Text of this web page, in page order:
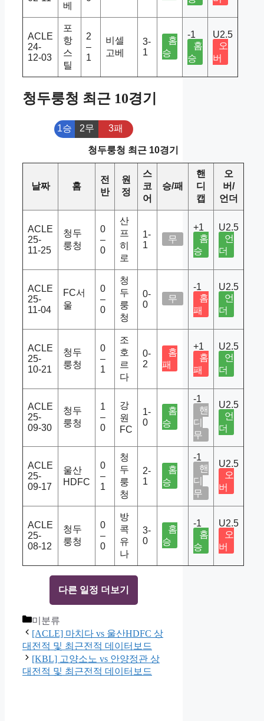
베
ACLE
24-
12-03
포
항
스
틸
2
–
1
비셀
고베
3-
1
홈
승
-1
홈
승
U2.5
오
버
청두룽청 최근 10경기
1승 2무 3패
청두룽청 최근 10경기
날짜 홈
전
반
원
정
스
코
어
승/패
핸
디
캡
오
버/
언더
ACLE
25-
11-25
청두
룽청
0
–
0
산
프
히
로
1-
1
무
+1
홈
승
U2.5
언
더
ACLE
25-
11-04
FC서
울
0
–
0
청
두
룽
청
0-
0
무
-1
홈
패
U2.5
언
더
ACLE
25-
10-21
청두
룽청
0
–
1
조
호
르
다
0-
2
홈
패
+1
홈
패
U2.5
언
더
ACLE
25-
09-30
청두
룽청
1
–
0
강
원
FC
1-
0
홈
승
-1
핸
디
무
U2.5
언
더
ACLE
25-
09-17
울산
HDFC
0
–
1
청
두
룽
청
2-
1
홈
승
-1
핸
디
무
U2.5
오
버
ACLE
25-
08-12
청두
룽청
0
–
0
방
콕
유
나
3-
0
홈
승
-1
홈
승
U2.5
오
버
다른 일정 더보기
Categories
미분류
[ACLE] 마치다 vs 울산HDFC 상
대전적 및 최근전적 데이터보드
[KBL] 고양소노 vs 안양정관 상
대전적 및 최근전적 데이터보드